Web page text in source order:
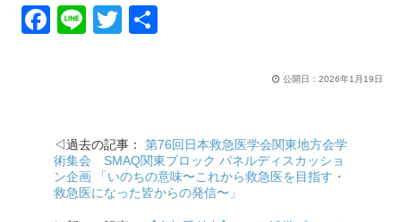
F
b
o
o
Li
T
公開日： 2026年1月19日
◁過去の記事： 第76回日本救急医学会関東地方会学
術集会 SMAQ関東ブロック パネルディスカッショ
ン企画 「いのちの意味〜これから救急医を目指す・
救急医になった皆からの発信〜」